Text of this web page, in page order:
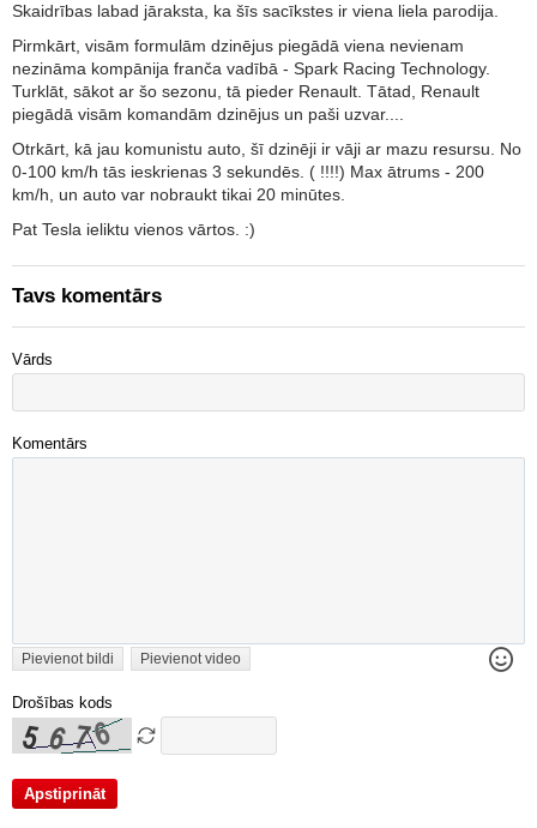
Skaidrības labad jāraksta, ka šīs sacīkstes ir viena liela parodija.
Pirmkārt, visām formulām dzinējus piegādā viena nevienam
nezināma kompānija franča vadībā - Spark Racing Technology.
Turklāt, sākot ar šo sezonu, tā pieder Renault. Tātad, Renault
piegādā visām komandām dzinējus un paši uzvar....
Otrkārt, kā jau komunistu auto, šī dzinēji ir vāji ar mazu resursu. No
0-100 km/h tās ieskrienas 3 sekundēs. ( !!!!) Max ātrums - 200
km/h, un auto var nobraukt tikai 20 minūtes.
Pat Tesla ieliktu vienos vārtos. :)
Tavs komentārs
Vārds
Komentārs
Pievienot bildi Pievienot video
Drošības kods